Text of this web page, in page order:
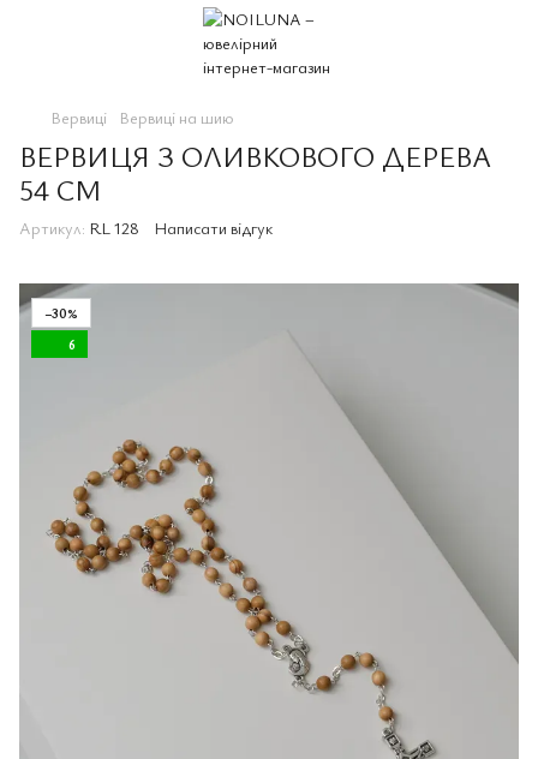
Вервиці Вервиці на шию
ВЕРВИЦЯ З ОЛИВКОВОГО ДЕРЕВА
54 СМ
Артикул: RL 128 Написати відгук
−30%
6